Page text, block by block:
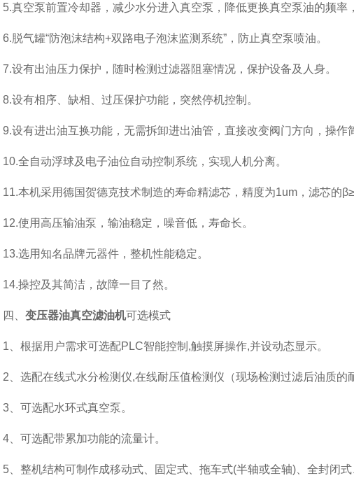
真空泵前置冷却器，减少水分进入真空泵，降低更换真空泵油的频率
脱气罐“防泡沫结构+双路电子泡沫监测系统”，防止真空泵喷油。
设有出油压力保护，随时检测过滤器阻塞情况，保护设备及人身。
设有相序、缺相、过压保护功能，突然停机控制。
设有进出油互换功能，无需拆卸进出油管，直接改变阀门方向，操作
全自动浮球及电子油位自动控制系统，实现人机分离。
本机采用德国贺德克技术制造的寿命精滤芯，精度为1um，滤芯的
使用高压输油泵，输油稳定，噪音低，寿命长。
选用知名品牌元器件，整机性能稳定。
操控及其简洁，故障一目了然。
、 变压器油真空滤油机可选模式
、根据用户需求可选配PLC智能控制,触摸屏操作,并设动态显示。
、选配在线式水分检测仪,在线耐压值检测仪（现场检测过滤后油质的
、可选配水环式真空泵。
、可选配带累加功能的流量计。
、整机结构可制作成移动式、固定式、拖车式(半轴或全轴)、全封闭式